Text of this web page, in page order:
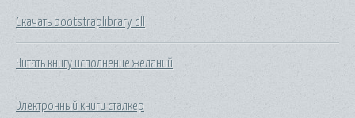
Скачать bootstraplibrary dll
Читать книгу исполнение желаний
Электронный книги сталкер